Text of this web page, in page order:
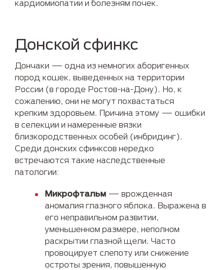
кардиомиопатии и болезням почек.
Донской сфинкс
Дончаки — одна из немногих аборигенных
пород кошек, выведенных на территории
России (в городе Ростов-на-Дону). Но, к
сожалению, они не могут похвастаться
крепким здоровьем. Причина этому — ошибки
в селекции и намеренные вязки
близкородственных особей (инбридинг).
Среди донских сфинксов нередко
встречаются такие наследственные
патологии:
Микрофтальм — врожденная
аномалия глазного яблока. Выражена в
его неправильном развитии,
уменьшенном размере, неполном
раскрытии глазной щели. Часто
провоцирует слепоту или снижение
остроты зрения, повышенную